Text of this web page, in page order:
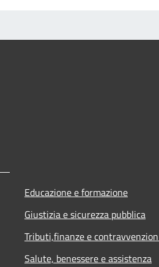
Educazione e formazione
Giustizia e sicurezza pubblica
Tributi,finanze e
Salute, benessere e assistenza